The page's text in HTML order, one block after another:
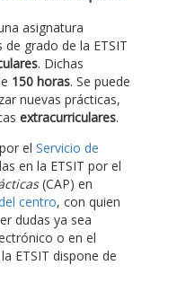
asignatura
grado de la ETSIT
. Dichas
150 horas. Se puede
nuevas prácticas,
extracurriculares.
el Servicio de
en la ETSIT por el
(CAP) en
centro, con quien
dudas ya sea
o en el
ETSIT dispone de